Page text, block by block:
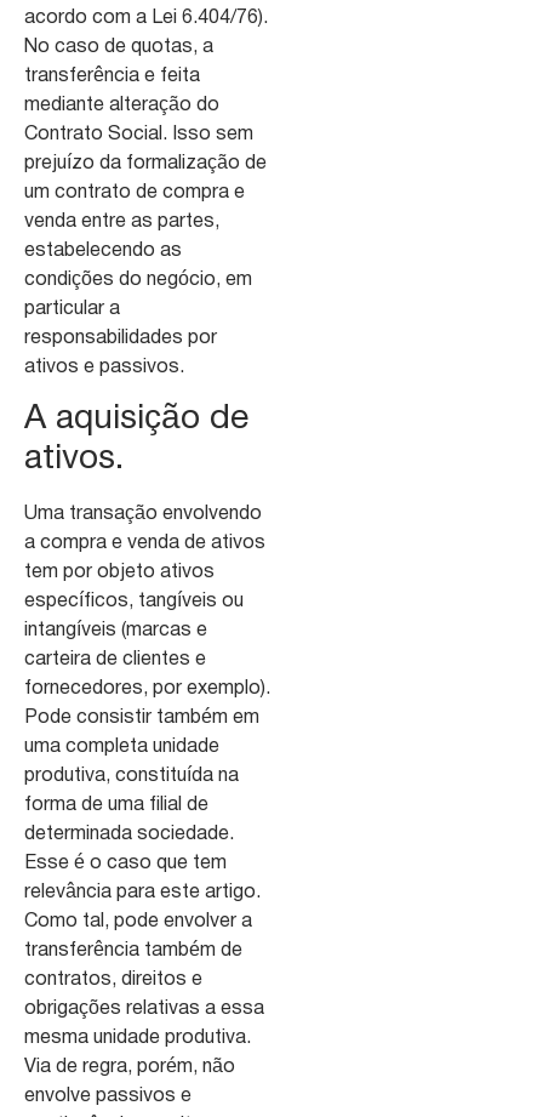
acordo com a Lei 6.404/76).
No caso de quotas, a
transferência e feita
mediante alteração do
Contrato Social. Isso sem
prejuízo da formalização de
um contrato de compra e
venda entre as partes,
estabelecendo as
condições do negócio, em
particular a
responsabilidades por
ativos e passivos.
A aquisição de
ativos.
Uma transação envolvendo
a compra e venda de ativos
tem por objeto ativos
específicos, tangíveis ou
intangíveis (marcas e
carteira de clientes e
fornecedores, por exemplo).
Pode consistir também em
uma completa unidade
produtiva, constituída na
forma de uma filial de
determinada sociedade.
Esse é o caso que tem
relevância para este artigo.
Como tal, pode envolver a
transferência também de
contratos, direitos e
obrigações relativas a essa
mesma unidade produtiva.
Via de regra, porém, não
envolve passivos e